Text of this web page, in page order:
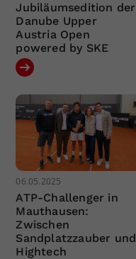
Jubiläumsedition der
Danube Upper
Austria Open
powered by SKE
06.05.2025
ATP-Challenger in
Mauthausen:
Zwischen
Sandplatzzauber und
Hightech